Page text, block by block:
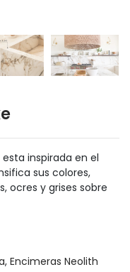
inspirada en el
sus colores,
ocres y grises sobre
, Encimeras Neolith